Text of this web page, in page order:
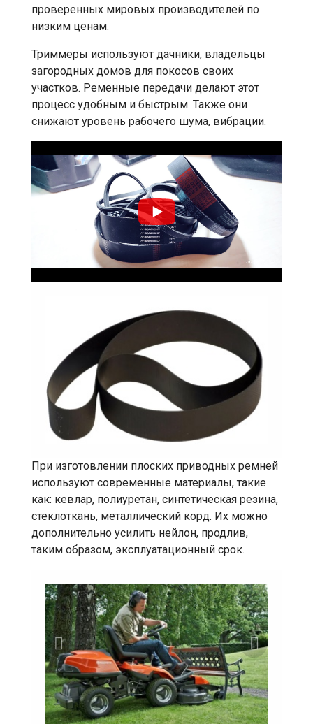
проверенных мировых производителей по
низким ценам.
Триммеры используют дачники, владельцы
загородных домов для покосов своих
участков. Ременные передачи делают этот
процесс удобным и быстрым. Также они
снижают уровень рабочего шума, вибрации.
При изготовлении плоских приводных ремней
используют современные материалы, такие
как: кевлар, полиуретан, синтетическая резина,
стеклоткань, металлический корд. Их можно
дополнительно усилить нейлон, продлив,
таким образом, эксплуатационный срок.